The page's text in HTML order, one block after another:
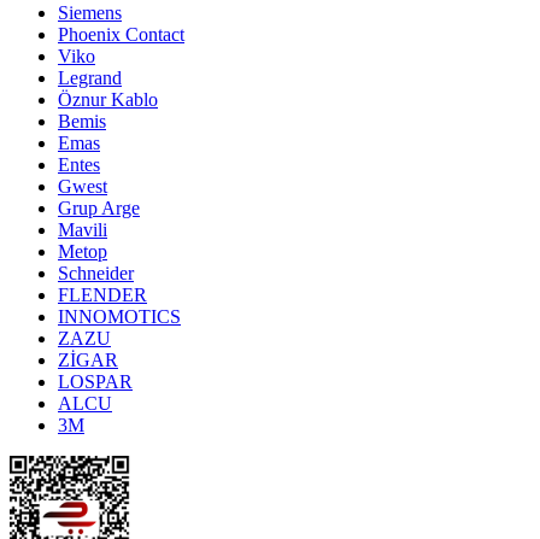
Siemens
Phoenix Contact
Viko
Legrand
Öznur Kablo
Bemis
Emas
Entes
Gwest
Grup Arge
Mavili
Metop
Schneider
FLENDER
INNOMOTICS
ZAZU
ZİGAR
LOSPAR
ALCU
3M